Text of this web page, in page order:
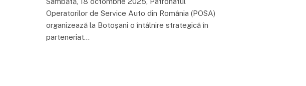
Operatorilor de Service Auto din România (POSA)
organizează la Botoșani o întâlnire strategică în
parteneriat…